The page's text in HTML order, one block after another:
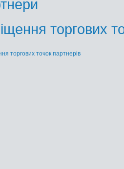
торгових
торгових точок партнерів